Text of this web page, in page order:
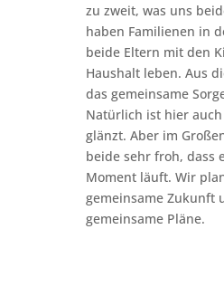
zu zweit, was uns
haben Familienen in
beide Eltern mit den
Haushalt leben. Aus
das gemeinsame
Natürlich ist hier
glänzt. Aber im
beide sehr froh, dass
Moment läuft. Wir
gemeinsame Zukunft
gemeinsame Pläne.